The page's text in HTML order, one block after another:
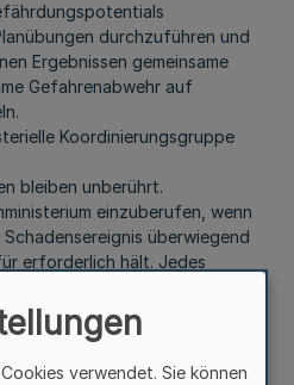
durchzuführen und
Ergebnissen gemeinsame
Gefahrenabwehr auf
Koordinierungsgruppe
bleiben unberührt.
einzuberufen, wenn
überwiegend
erforderlich hält. Jedes
verwendet. Sie können